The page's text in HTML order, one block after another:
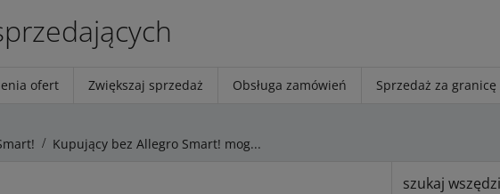
ofert Zwiększaj sprzedaż Obsługa zamówień Sprzedaż za granicę
Kupujący bez Allegro Smart! mogą zamawiać przesyłki do Paczkomatów InPost z dostawą w sobotę
szukaj